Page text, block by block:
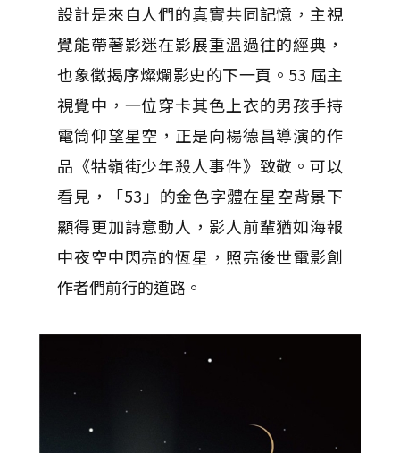
設計是來自人們的真實共同記憶，主視
覺能帶著影迷在影展重溫過往的經典，
也象徵揭序燦爛影史的下一頁。53 屆主
視覺中，一位穿卡其色上衣的男孩手持
電筒仰望星空，正是向楊德昌導演的作
品《牯嶺街少年殺人事件》致敬。可以
看見，「53」的金色字體在星空背景下
顯得更加詩意動人，影人前輩猶如海報
中夜空中閃亮的恆星，照亮後世電影創
作者們前行的道路。